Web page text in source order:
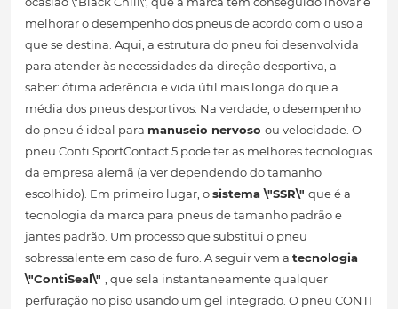
melhorar o desempenho dos pneus de acordo com o uso a
que se destina. Aqui, a estrutura do pneu foi desenvolvida
para atender às necessidades da direção desportiva, a
saber: ótima aderência e vida útil mais longa do que a
média dos pneus desportivos. Na verdade, o desempenho
do pneu é ideal para manuseio nervoso ou velocidade. O
pneu Conti SportContact 5 pode ter as melhores tecnologias
da empresa alemã (a ver dependendo do tamanho
escolhido). Em primeiro lugar, osistema \"SSR\" que é a
tecnologia da marca para pneus de tamanho padrão e
jantes padrão. Um processo que substitui o pneu
sobressalente em caso de furo. A seguir vem a tecnologia
\"ContiSeal\" , que sela instantaneamente qualquer
perfuração no piso usando um gel integrado. O pneu CONTI